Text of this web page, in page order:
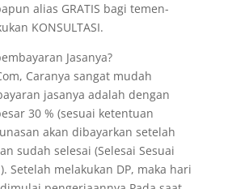
alias GRATIS bagi temen-
KONSULTASI.
Jasanya?
Caranya sangat mudah
jasanya adalah dengan
30 % (sesuai ketentuan
akan dibayarkan setelah
sudah selesai (Selesai Sesuai
Setelah melakukan DP, maka hari